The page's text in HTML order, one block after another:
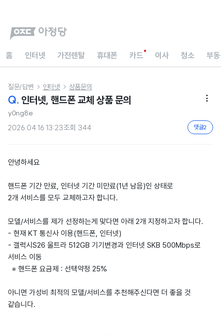
홈 인터넷 가전렌탈 휴대폰 카드 이사 청소 부
질문/답변  인터넷  상품문의
Q. 인터넷, 핸드폰 교체 상품 문의 
y0ng8e
2026.04.16 13:23조회 344 댓글2
안녕하세요
핸드폰 기간 만료, 인터넷 기간 미만료(1년 남음)인 상태로
2개 서비스를 모두 교체하고자 합니다.
모델/서비스를 제가 선정하는게 맞다면 아래 2개 지정하고자 합니다.
- 현재 KT 통신사 이용(핸드폰, 인터넷)
- 갤럭시S26 울트라 512GB 기기변경과 인터넷 SKB 500Mbps로
서비스 이동
※ 핸드폰 요금제 : 선택약정 25%
아니면 가성비 최적의 모델/서비스를 추천해주신다면 더 좋을 것
같습니다.